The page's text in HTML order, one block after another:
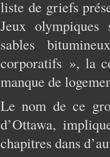
liste de griefs
Jeux olympiques
sables
corporatifs », la
manque de
Le nom de ce
d’Ottawa,
chapitres dans